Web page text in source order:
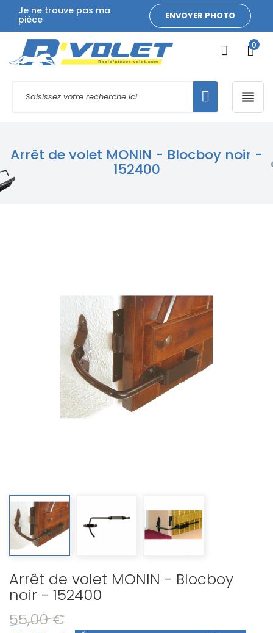
Je ne trouve pas ma
pièce ENVOYER PHOTO
0

Arrêt de volet MONIN - Blocboy noir -
152400
Arrêt de volet MONIN - Blocboy
noir - 152400
55,00 €